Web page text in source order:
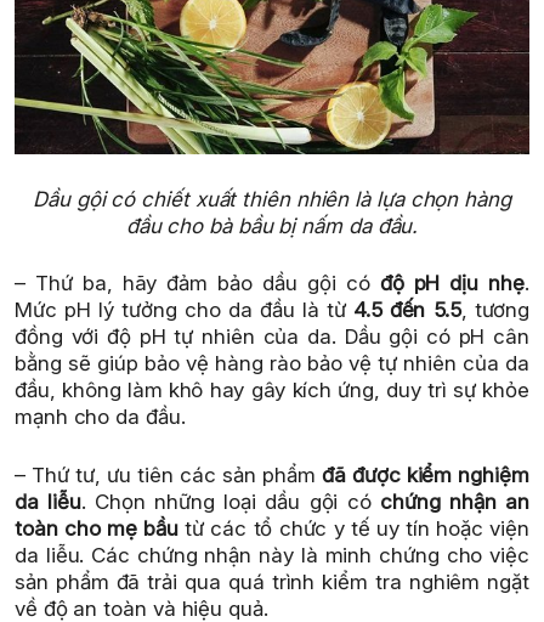
Dầu gội có chiết xuất thiên nhiên là lựa chọn hàng
đầu cho bà bầu bị nấm da đầu.
– Thứ ba, hãy đảm bảo dầu gội có độ pH dịu nhẹ.
Mức pH lý tưởng cho da đầu là từ 4.5 đến 5.5, tương
đồng với độ pH tự nhiên của da. Dầu gội có pH cân
bằng sẽ giúp bảo vệ hàng rào bảo vệ tự nhiên của da
đầu, không làm khô hay gây kích ứng, duy trì sự khỏe
mạnh cho da đầu.
– Thứ tư, ưu tiên các sản phẩm đã được kiểm nghiệm
da liễu. Chọn những loại dầu gội có chứng nhận an
toàn cho mẹ bầutừ các tổ chức y tế uy tín hoặc viện
da liễu. Các chứng nhận này là minh chứng cho việc
sản phẩm đã trải qua quá trình kiểm tra nghiêm ngặt
về độ an toàn và hiệu quả.